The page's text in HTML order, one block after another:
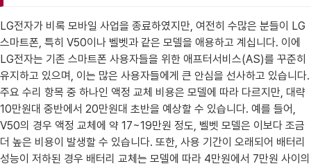
LG전자가 비록 모바일 사업을 종료하였지만, 여전히 수많은 분들이 LG
스마트폰, 특히 V50이나 벨벳과 같은 모델을 애용하고 계십니다. 이에
LG전자는 기존 스마트폰 사용자들을 위한 애프터서비스(AS)를 꾸준히
유지하고 있으며, 이는 많은 사용자들에게 큰 안심을 선사하고 있습니다.
주요 수리 항목 중 하나인 액정 교체 비용은 모델에 따라 다르지만, 대략
10만원대 중반에서 20만원대 초반을 예상할 수 있습니다. 예를 들어,
V50의 경우 액정 교체에 약 17~19만원 정도, 벨벳 모델은 이보다 조금
더 높은 비용이 발생할 수 있습니다. 또한, 사용 기간이 오래되어 배터리
성능이 저하된 경우 배터리 교체는 모델에 따라 4만원에서 7만원 사이의